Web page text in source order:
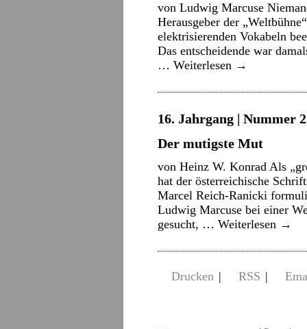
von Ludwig Marcuse
Herausgeber der
elektrisierenden Vokabeln
Das entscheidende war
… Weiterlesen →
16. Jahrgang | Nummer
Der mutigste Mut
von Heinz W. Konrad Als
hat der österreichische
Marcel Reich-Ranicki
Ludwig Marcuse bei einer
gesucht, … Weiterlesen →
Drucken | RSS |